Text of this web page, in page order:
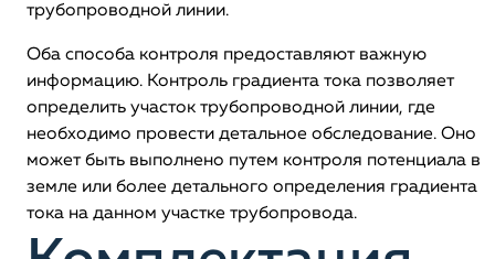
трубопроводной линии.
Оба способа контроля предоставляют важную
информацию. Контроль градиента тока позволяет
определить участок трубопроводной линии, где
необходимо провести детальное обследование. Оно
может быть выполнено путем контроля потенциала в
земле или более детального определения градиента
тока на данном участке трубопровода.